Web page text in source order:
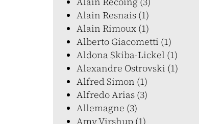
Alain Resnais (1)
Alain Rimoux (1)
Alberto Giacometti (1)
Aldona Skiba-Lickel (1)
Alexandre Ostrovski (1)
Alfred Simon (1)
Alfredo Arias (3)
Allemagne (3)
Amy Virshup (1)